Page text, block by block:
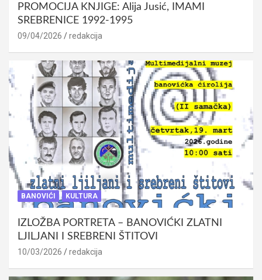
PROMOCIJA KNJIGE: Alija Jusić, IMAMI
SREBRENICE 1992-1995
09/04/2026 redakcija
BANOVIĆI KULTURA
IZLOŽBA PORTRETA – BANOVIĆKI ZLATNI
LJILJANI I SREBRENI ŠTITOVI
10/03/2026 redakcija